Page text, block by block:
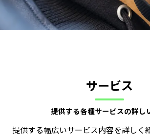
提供する各種サービスの詳し
サービス
提供する幅広いサービス内容を詳しく